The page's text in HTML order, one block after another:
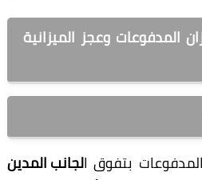
المدفوعات وعجز الميزانية
بتفوق الجانب المدين